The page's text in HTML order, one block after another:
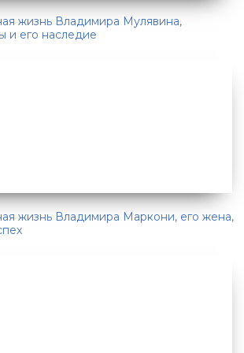
жизнь Владимира Мулявина,
и его наследие
жизнь Владимира Маркони, его жена,